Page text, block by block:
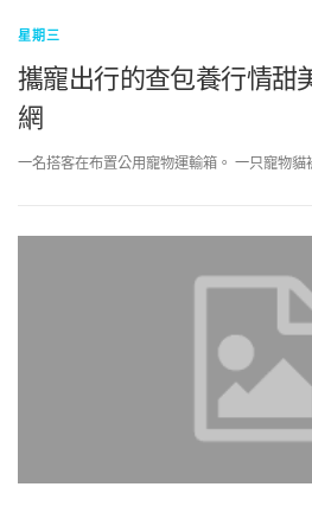
星期三
攜寵出行的查包養行情甜
網
一名搭客在布置公用寵物運輸箱。 一只寵物